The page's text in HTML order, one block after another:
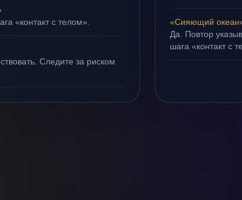
«контакт с телом».
Следите за риском
«Сияющий
Да. Повтор
шага «контакт с